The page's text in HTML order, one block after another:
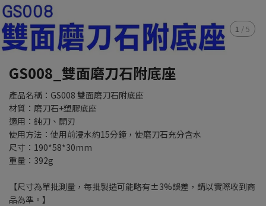
1 /5
GS008_雙面磨刀石附底座
產品名稱：GS008 雙面磨刀石附底座
材質：磨刀石+塑膠底座
適用：鈍刀、開刃
使用方法：使用前浸水約15分鐘，使磨刀石充分含水
尺寸：190*58*30mm
重量：392g
【尺寸為單批測量，每批製造可能略有±3%誤差，請以實際收到商
品為準。】